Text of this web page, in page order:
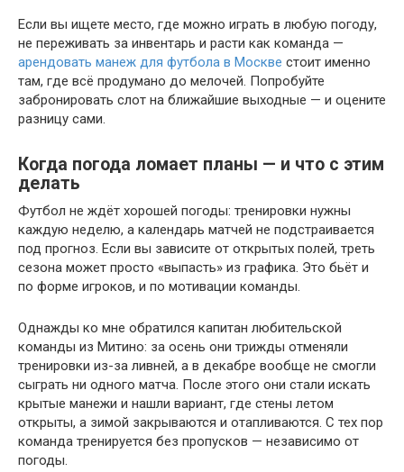
Если вы ищете место, где можно играть в любую погоду,
не переживать за инвентарь и расти как команда —
арендовать манеж для футбола в Москве стоит именно
там, где всё продумано до мелочей. Попробуйте
забронировать слот на ближайшие выходные — и оцените
разницу сами.
Когда погода ломает планы — и что с этим
делать
Футбол не ждёт хорошей погоды: тренировки нужны
каждую неделю, а календарь матчей не подстраивается
под прогноз. Если вы зависите от открытых полей, треть
сезона может просто «выпасть» из графика. Это бьёт и
по форме игроков, и по мотивации команды.
Однажды ко мне обратился капитан любительской
команды из Митино: за осень они трижды отменяли
тренировки из-за ливней, а в декабре вообще не смогли
сыграть ни одного матча. После этого они стали искать
крытые манежи и нашли вариант, где стены летом
открыты, а зимой закрываются и отапливаются. С тех пор
команда тренируется без пропусков — независимо от
погоды.